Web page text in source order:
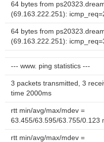
64 bytes from
(69.163.222.251):
64 bytes from
(69.163.222.251):
--- www. ping statistics ---
3 packets transmitted, 3
time 2000ms
rtt min/avg/max/mdev =
63.455/63.595/63.755/0.123
rtt min/avg/max/mdev =